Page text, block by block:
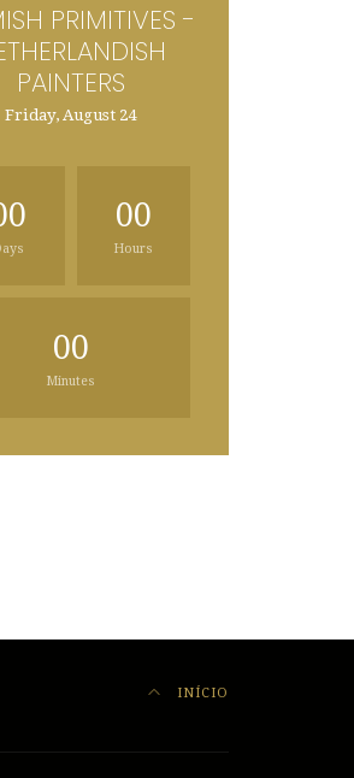
PRIMITIVES -
PAINTERS
Friday, August 24
00
Hours
00
Minutes
INÍCIO